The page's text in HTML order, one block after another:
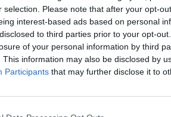
selection. Please note that after your opt-
interest-based ads based on personal
to third parties prior to your opt-
of your personal information by third
This information may also be disclosed by
Participants that may further disclose it to
geben. Käse,
Hälfte des Parmesan
pürieren, bis die Masse
unterziehen.
einfetten. Den
auslegen. Darüber
einfüllen, eine